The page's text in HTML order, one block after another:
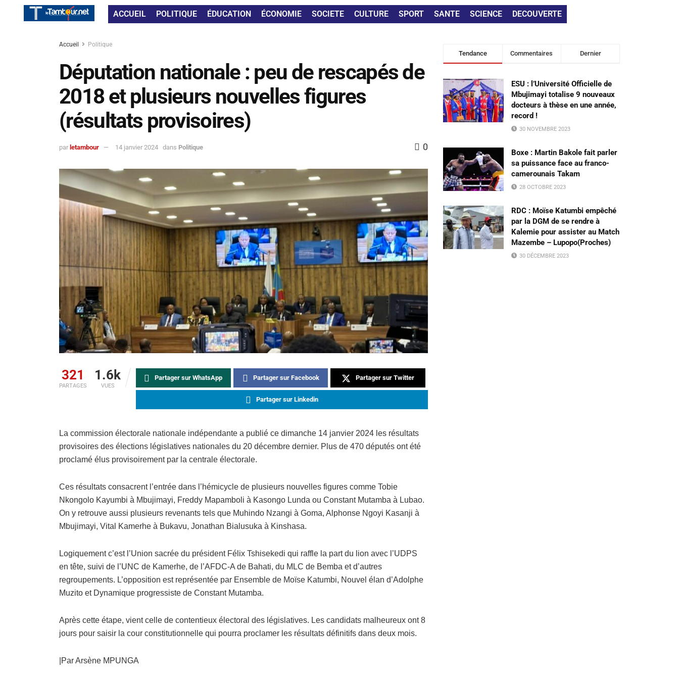
ACCUEIL POLITIQUE ÉDUCATION ÉCONOMIE SOCIETE CULTURE SPORT SANTE SCIENCE DECOUVERTE
Accueil Politique
Députation nationale : peu de rescapés de
2018 et plusieurs nouvelles figures
(résultats provisoires)
par letambour 14 janvier 2024 dans Politique 0
321
PARTAGES
1.6k
VUES
Partager sur WhatsApp Partager sur Facebook Partager sur Twitter
Partager sur Linkedin
La commission électorale nationale indépendante a publié ce dimanche 14 janvier 2024 les résultats
provisoires des élections législatives nationales du 20 décembre dernier. Plus de 470 députés ont été
proclamé élus provisoirement par la centrale électorale.
Ces résultats consacrent l’entrée dans l’hémicycle de plusieurs nouvelles figures comme Tobie
Nkongolo Kayumbi à Mbujimayi, Freddy Mapamboli à Kasongo Lunda ou Constant Mutamba à Lubao.
On y retrouve aussi plusieurs revenants tels que Muhindo Nzangi à Goma, Alphonse Ngoyi Kasanji à
Mbujimayi, Vital Kamerhe à Bukavu, Jonathan Bialusuka à Kinshasa.
Logiquement c’est l’Union sacrée du président Félix Tshisekedi qui raffle la part du lion avec l’UDPS
en tête, suivi de l’UNC de Kamerhe, de l’AFDC-A de Bahati, du MLC de Bemba et d’autres
regroupements. L’opposition est représentée par Ensemble de Moïse Katumbi, Nouvel élan d’Adolphe
Muzito et Dynamique progressiste de Constant Mutamba.
Après cette étape, vient celle de contentieux électoral des législatives. Les candidats malheureux ont 8
jours pour saisir la cour constitutionnelle qui pourra proclamer les résultats définitifs dans deux mois.
|Par Arsène MPUNGA
Tendance Commentaires Dernier
ESU : l’Université Officielle de
Mbujimayi totalise 9 nouveaux
docteurs à thèse en une année,
record !
30 NOVEMBRE 2023
Boxe : Martin Bakole fait parler
sa puissance face au franco-
camerounais Takam
28 OCTOBRE 2023
RDC : Moïse Katumbi empêché
par la DGM de se rendre à
Kalemie pour assister au Match
Mazembe – Lupopo(Proches)
30 DÉCEMBRE 2023